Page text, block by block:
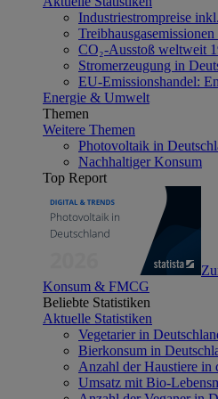
Industriestrompreise
CO₂-Ausstoß weltweit
Stromerzeugung in
EU-Emissionshandel:
Energie & Umwelt
Themen
Weitere Themen
Photovoltaik in
Nachhaltiger Konsum
Top Report
Konsum & FMCG
Beliebte Statistiken
Aktuelle Statistiken
Vegetarier in
Bierkonsum in
Anzahl der Haustiere in
Umsatz mit Bio-